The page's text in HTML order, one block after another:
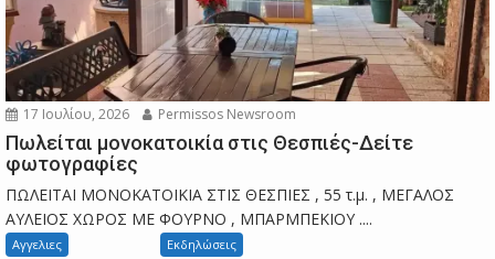
17 Ιουλίου, 2026 Permissos Newsroom
Πωλείται μονοκατοικία στις Θεσπιές-Δείτε
φωτογραφίες
ΠΩΛΕΙΤΑΙ ΜΟΝΟΚΑΤΟΙΚΙΑ ΣΤΙΣ ΘΕΣΠΙΕΣ , 55 τ.μ. , ΜΕΓΑΛΟΣ
ΑΥΛΕΙΟΣ ΧΩΡΟΣ ΜΕ ΦΟΥΡΝΟ , ΜΠΑΡΜΠΕΚΙΟΥ ....
Αγγελιες Εκδηλώσεις